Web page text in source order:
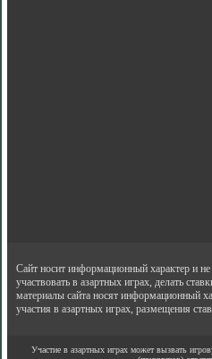
Сайт носит информационный характер и
участвовать в азартных играх, делать
материалы сайта носят информационный
участия в азартных играх, размещения
Участие в азартных играх может вызвать